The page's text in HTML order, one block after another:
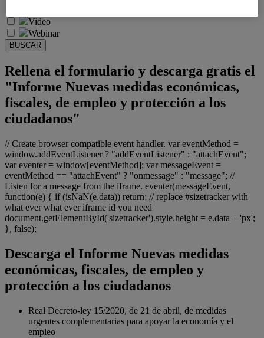
Video
Webinar
BUSCAR
Rellena el formulario y descarga gratis el
"Informe Nuevas medidas económicas,
fiscales, de empleo y protección a los
ciudadanos"
// Create browser compatible event handler. var eventMethod =
window.addEventListener ? "addEventListener" : "attachEvent";
var eventer = window[eventMethod]; var messageEvent =
eventMethod == "attachEvent" ? "onmessage" : "message"; //
Listen for a message from the iframe. eventer(messageEvent,
function(e) { if (isNaN(e.data)) return; // replace #sizetracker with
what ever what ever iframe id you need
document.getElementById('sizetracker').style.height = e.data + 'px';
}, false);
Descarga el Informe Nuevas medidas
económicas, fiscales, de empleo y
protección a los ciudadanos
Real Decreto-ley 15/2020, de 21 de abril, de medidas
urgentes complementarias para apoyar la economía y el
empleo